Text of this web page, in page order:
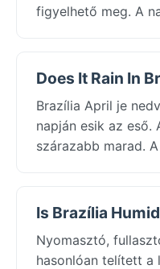
figyelhető meg. A
Does It Rain In
Brazília April je
napján esik az
szárazabb marad.
Is Brazília
Nyomasztó,
hasonlóan telített a